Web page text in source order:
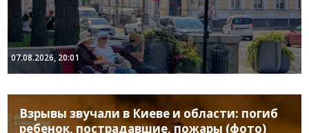
07.08.2026, 20:01
Взрывы звучали в Киеве и области: погиб
ребенок, пострадавшие, пожары (фото)